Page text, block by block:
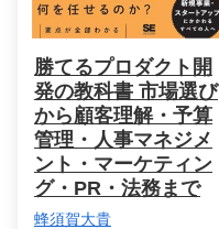
勝てるプロダクト開
発の教科書 市場選び
から顧客理解・予算
管理・人事マネジメ
ント・マーケティン
グ・PR・法務まで
蜂須賀大貴